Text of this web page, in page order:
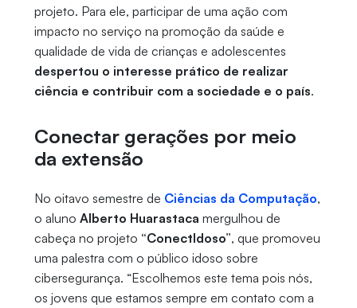
projeto. Para ele, participar de uma ação com
impacto no serviço na promoção da saúde e
qualidade de vida de crianças e adolescentes
despertou o interesse prático de realizar
ciência e contribuir com a sociedade e o país.
Conectar gerações por meio
da extensão
No oitavo semestre de Ciências da Computação,
o aluno Alberto Huarastaca mergulhou de
cabeça no projeto “ConectIdoso”, que promoveu
uma palestra com o público idoso sobre
cibersegurança. “Escolhemos este tema pois nós,
os jovens que estamos sempre em contato com a